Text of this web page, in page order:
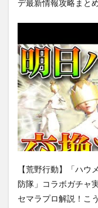
デ最新情報攻略まとめ
【荒野行動】「ハウ
防隊」コラボガチャ
セマラプロ解説！こ